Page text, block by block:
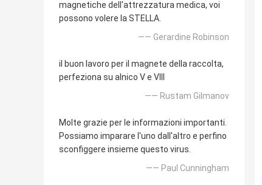
magnetiche dell'attrezzatura medica, voi
possono volere la STELLA.
—— Gerardine Robinson
il buon lavoro per il magnete della raccolta,
perfeziona su alnico V e VIII
—— Rustam Gilmanov
Molte grazie per le informazioni importanti.
Possiamo imparare l'uno dall'altro e perfino
sconfiggere insieme questo virus.
—— Paul Cunningham